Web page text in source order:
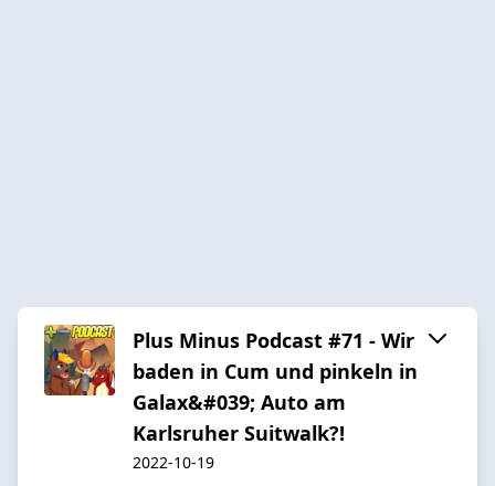
Plus Minus Podcast #71 - Wir
baden in Cum und pinkeln in
Galax&#039; Auto am
Karlsruher Suitwalk?!
2022-10-19